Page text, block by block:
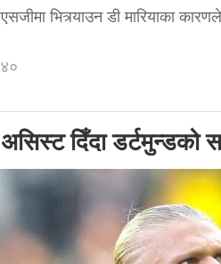
भित्र्याउन डी मारियाका
दिँदा डर्टमुन्डको